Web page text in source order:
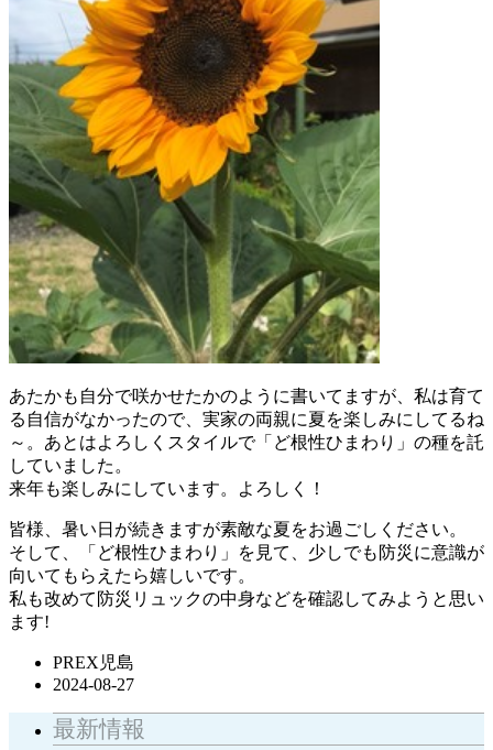
あたかも自分で咲かせたかのように書いてますが、私は育て
る自信がなかったので、実家の両親に夏を楽しみにしてるね
～。あとはよろしくスタイルで「ど根性ひまわり」の種を託
していました。
来年も楽しみにしています。よろしく！
皆様、暑い日が続きますが素敵な夏をお過ごしください。
そして、「ど根性ひまわり」を見て、少しでも防災に意識が
向いてもらえたら嬉しいです。
私も改めて防災リュックの中身などを確認してみようと思い
ます!
PREX児島
2024-08-27
最新情報